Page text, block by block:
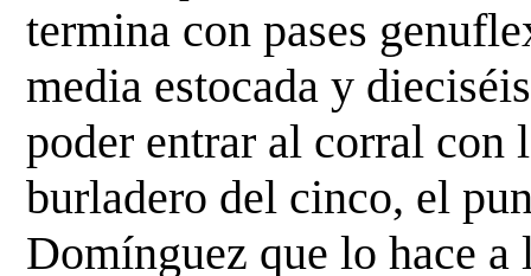
termina con pases
media estocada y
poder entrar al corral con
burladero del cinco, el
Domínguez que lo hace